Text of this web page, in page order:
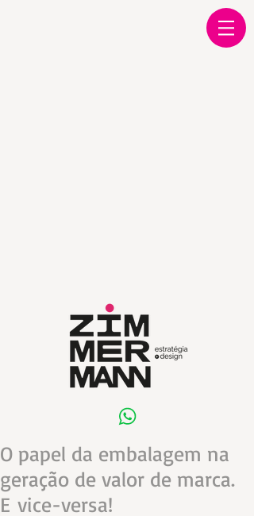
O papel da embalagem na
geração de valor de marca.
E vice-versa!